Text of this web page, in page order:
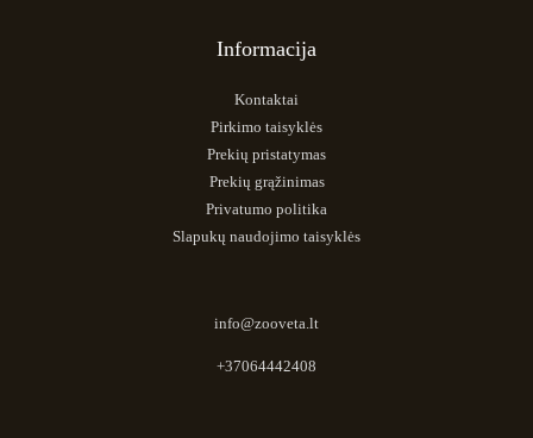
Informacija
Kontaktai
Pirkimo taisyklės
Prekių pristatymas
Prekių grąžinimas
Privatumo politika
Slapukų naudojimo taisyklės
info@zooveta.lt
+37064442408